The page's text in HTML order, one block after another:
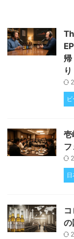
カリと富士山の伏流水
込んでいます。同社の
長は「さっぱりと飲み
がった。米農家の高齢
り
壱
フ
の